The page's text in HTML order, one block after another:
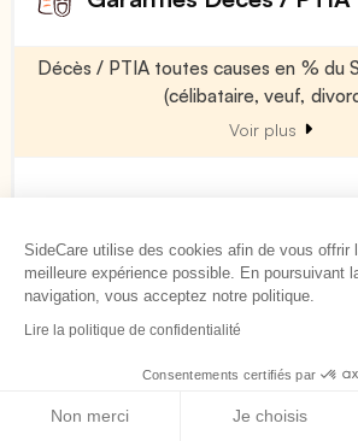
Décès / PTIA toutes causes en % du
(célibataire, veuf,
Voir plus
Décès / PTIA toutes causes en % du
SideCare utilise des cookies afin de vous offrir
meilleure expérience possible. En poursuivant
navigation, vous acceptez notre politique.
Lire la politique de confidentialité
Consentements certifiés par
Non merci Je choisis